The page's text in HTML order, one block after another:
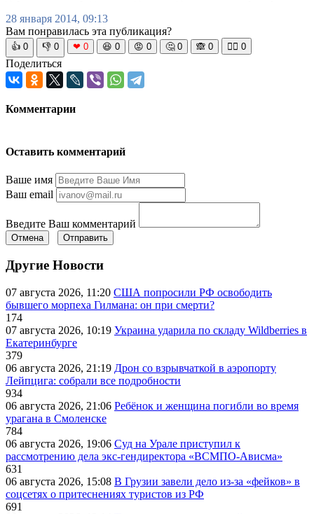
28 января 2014, 09:13
Вам понравилась эта публикация?
👍 0 👎 0 ❤ 0 😆 0 😡 0 🤔 0 🙈 0 🧘‍♀️ 0
Поделиться
Комментарии
Оставить комментарий
Ваше имя
Ваш email
Введите Ваш комментарий
Отмена Отправить
Другие Новости
07 августа 2026, 11:20 США попросили РФ освободить
бывшего морпеха Гилмана: он при смерти?
174
07 августа 2026, 10:19 Украина ударила по складу Wildberries в
Екатеринбурге
379
06 августа 2026, 21:19 Дрон со взрывчаткой в аэропорту
Лейпцига: собрали все подробности
934
06 августа 2026, 21:06 Ребёнок и женщина погибли во время
урагана в Смоленске
784
06 августа 2026, 19:06 Суд на Урале приступил к
рассмотрению дела экс-гендиректора «ВСМПО-Ависма»
631
06 августа 2026, 15:08 В Грузии завели дело из-за «фейков» в
соцсетях о притеснениях туристов из РФ
691